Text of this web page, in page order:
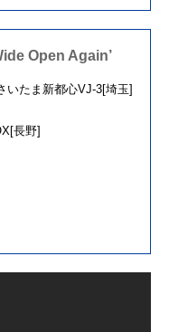
Open Again’
いたま新都心VJ-3[埼玉]
長野]